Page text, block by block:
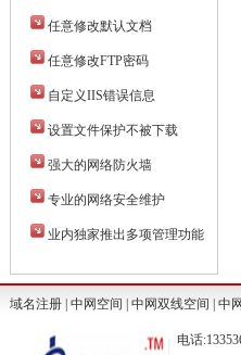
任意修改默认文档
任意修改FTP密码
自定义IIS错误信息
设置文件保护不被下载
强大的网络防火墙
专业的网络安全维护
业内独家推出多项管理功能
域名注册 中网空间 中网双线空间 中
电话